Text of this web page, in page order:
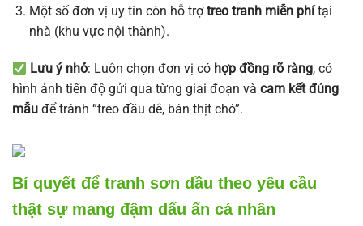
Một số đơn vị uy tín còn hỗ trợtreo tranh miễn phítại
nhà (khu vực nội thành).
Lưu ý nhỏ: Luôn chọn đơn vị có hợp đồng rõ ràng, có
hình ảnh tiến độ gửi qua từng giai đoạn và cam kết đúng
mẫu để tránh “treo đầu dê, bán thịt chó”.
Bí quyết để tranh sơn dầu theo yêu cầu
thật sự mang đậm dấu ấn cá nhân